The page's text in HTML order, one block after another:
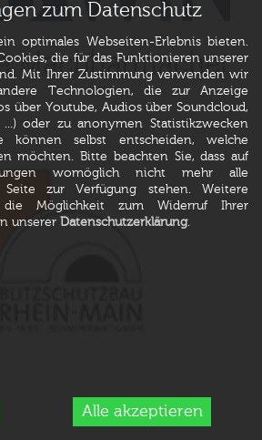
zum Datenschutz
optimales Webseiten-Erlebnis bieten.
die für das Funktionieren unserer
Mit Ihrer Zustimmung verwenden wir
Technologien, die zur Anzeige
über Youtube, Audios über Soundcloud,
...) oder zu anonymen Statistikzwecken
können selbst entscheiden, welche
möchten. Bitte beachten Sie, dass auf
womöglich nicht mehr alle
Seite zur Verfügung stehen. Weitere
Möglichkeit zum Widerruf Ihrer
unserer Datenschutzerklärung.
Alle akzeptieren